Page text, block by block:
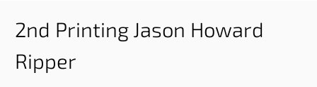
2nd Printing Jason Howard
Ripper